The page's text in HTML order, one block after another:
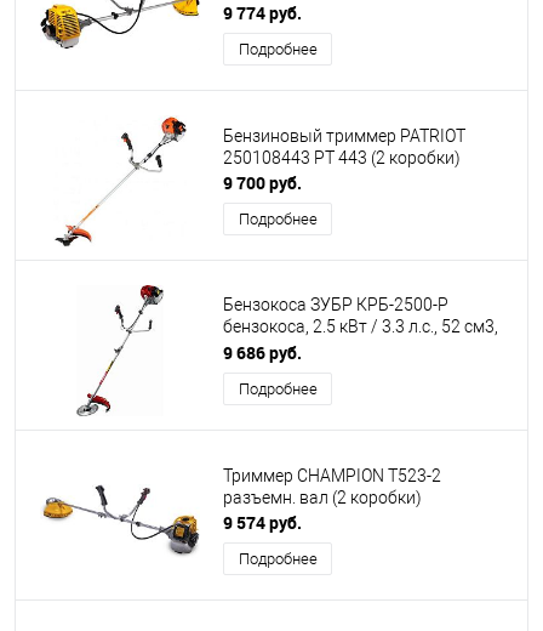
9 774 руб.
Подробнее
Бензиновый триммер PATRIOT
250108443 PT 443 (2 коробки)
9 700 руб.
Подробнее
Бензокоса ЗУБР КРБ-2500-Р
бензокоса, 2.5 кВт / 3.3 л.с., 52 см3,
разборная штанга (2 коробки)
9 686 руб.
Подробнее
Триммер CHAMPION T523-2
разъемн. вал (2 коробки)
9 574 руб.
Подробнее